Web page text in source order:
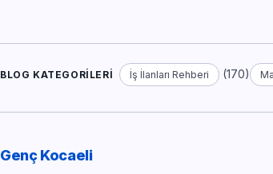
BLOG KATEGORILERI İş İlanları Rehberi (170)
Genç Kocaeli